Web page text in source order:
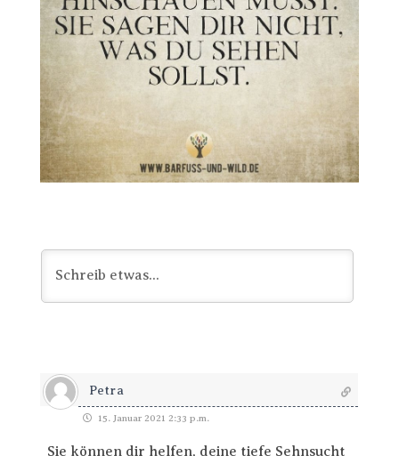
Petra
15. Januar 2021 2:33 p.m.
Sie können dir helfen, deine tiefe Sehnsucht